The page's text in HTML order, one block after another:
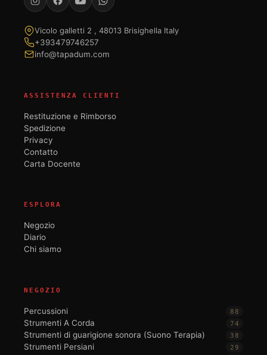
Vicolo galletti 2 , 48013 Brisighella Italy
+393479746257
info@tapadum.com
ASSISTENZA CLIENTI
Restituzione e Rimborso
Spedizione
Privacy
Contatto
Carta Docente
ESPLORA
Negozio
Diario
Chi siamo
NEGOZIO
Percussioni 88
Strumenti A Corda 74
Strumenti di guarigione sonora (Suono Terapia) 38
Strumenti Persiani 29